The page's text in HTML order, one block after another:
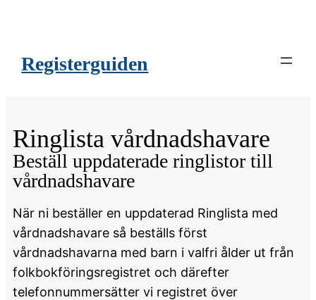
Registerguiden
Ringlista vårdnadshavare
Beställ uppdaterade ringlistor till
vårdnadshavare
När ni beställer en uppdaterad Ringlista med
vårdnadshavare så beställs först
vårdnadshavarna med barn i valfri ålder ut från
folkbokföringsregistret och därefter
telefonnummersätter vi registret över